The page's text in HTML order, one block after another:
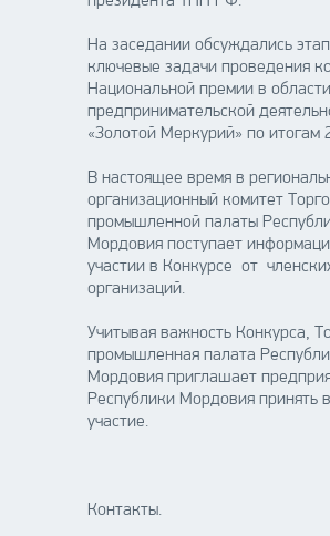
На заседании обсуждались
ключевые задачи проведения
Национальной премии в области
предпринимательской
«Золотой Меркурий» по итогам
В настоящее время в
организационный комитет
промышленной палаты
Мордовия поступает
участии в Конкурсе от
организаций.
Учитывая важность Конкурса,
промышленная палата
Мордовия приглашает
Республики Мордовия принять
участие.
Контакты.